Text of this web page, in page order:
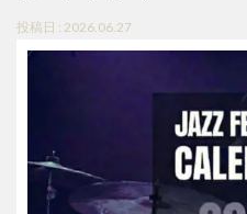
投稿日 : 2026.06.27